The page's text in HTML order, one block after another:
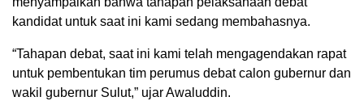
kandidat untuk saat ini kami sedang membahasnya.
“Tahapan debat, saat ini kami telah mengagendakan rapat
untuk pembentukan tim perumus debat calon gubernur dan
wakil gubernur Sulut,” ujar Awaluddin.